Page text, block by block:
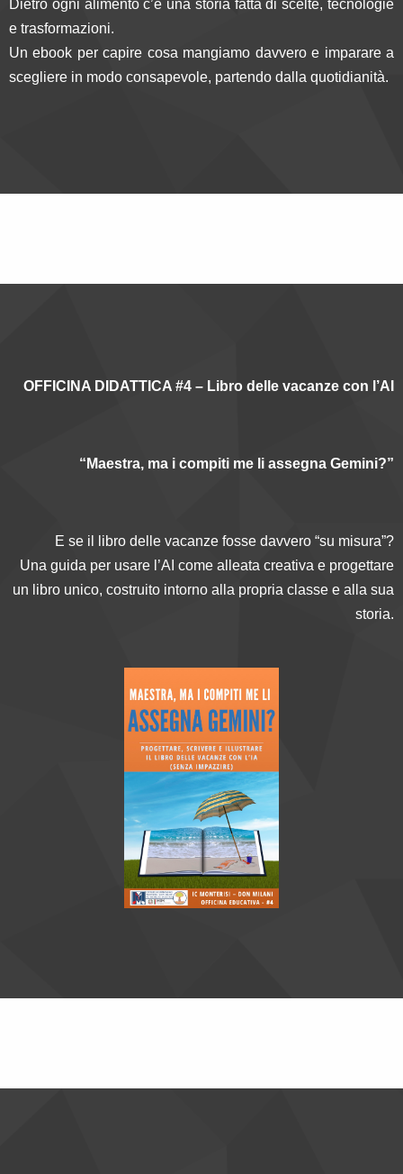
Dietro ogni alimento c’è una storia fatta di scelte, tecnologie
e trasformazioni.
Un ebook per capire cosa mangiamo davvero e imparare a
scegliere in modo consapevole, partendo dalla quotidianità.
OFFICINA DIDATTICA #4 – Libro delle vacanze con l’AI
“Maestra, ma i compiti me li assegna Gemini?”
E se il libro delle vacanze fosse davvero “su misura”?
Una guida per usare l’AI come alleata creativa e progettare
un libro unico, costruito intorno alla propria classe e alla sua
storia.